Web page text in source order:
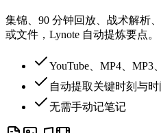
集锦、90 分钟回放、战术解
或文件，Lynote 自动提炼要点。
YouTube、MP4、MP3
自动提取关键时刻与
无需手动记笔记